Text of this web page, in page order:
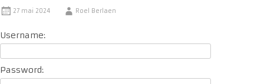
27 mai 2024 Roel Berlaen
Username:
Password: